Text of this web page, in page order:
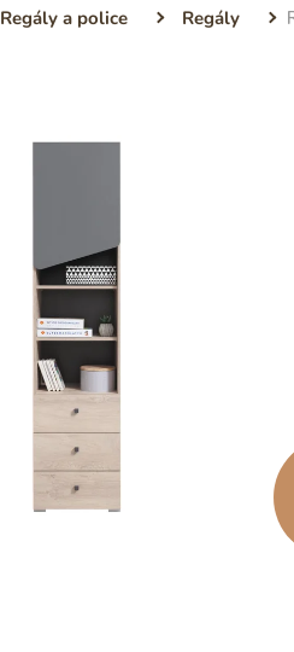
Regály a police Regály